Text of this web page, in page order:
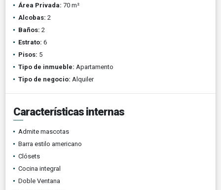
Área Privada: 70 m²
Alcobas: 2
Baños: 2
Estrato: 6
Pisos: 5
Tipo de inmueble: Apartamento
Tipo de negocio: Alquiler
Características internas
Admite mascotas
Barra estilo americano
Clósets
Cocina integral
Doble Ventana